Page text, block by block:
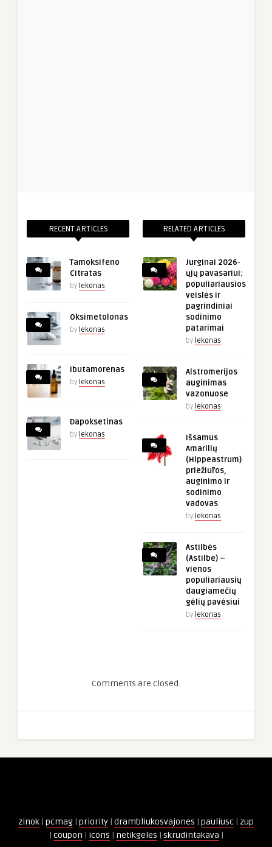
RECENT ARTICLES
Tamoksifeno
Citratas
by lekonas
Oksimetolonas
by lekonas
Ibutamorenas
by lekonas
Dapoksetinas
by lekonas
RELATED ARTICLES
Jurginai 2026-
ųjų pavasariui:
populiariausios
veislės ir
pagrindiniai
sodinimo
patarimai
by lekonas
Alstromerijos
auginimas
vazonuose
by lekonas
Išsamus
Amarilių
(Hippeastrum)
priežiūros,
auginimo ir
sodinimo
vadovas
by lekonas
Astilbės
(Astilbe) –
vienos
populiariausių
daugiamečių
gėlių pavėsiui
by lekonas
Comments are closed.
zinok | pcmag | priority | drambliukosvajones | pauliusc | zup
| coupon | icons | netikgeles | skrudintakava |